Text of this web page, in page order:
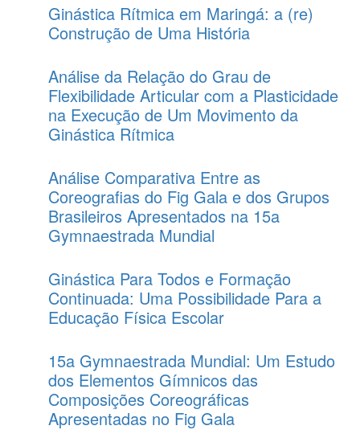
Ginástica Rítmica em Maringá: a (re)
Construção de Uma História
Análise da Relação do Grau de
Flexibilidade Articular com a Plasticidade
na Execução de Um Movimento da
Ginástica Rítmica
Análise Comparativa Entre as
Coreografias do Fig Gala e dos Grupos
Brasileiros Apresentados na 15a
Gymnaestrada Mundial
Ginástica Para Todos e Formação
Continuada: Uma Possibilidade Para a
Educação Física Escolar
15a Gymnaestrada Mundial: Um Estudo
dos Elementos Gímnicos das
Composições Coreográficas
Apresentadas no Fig Gala